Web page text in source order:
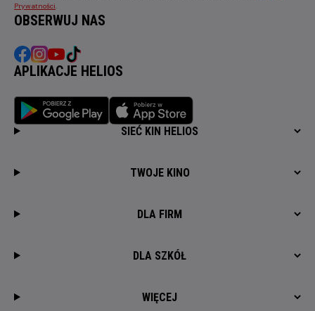
Prywatności
OBSERWUJ NAS
APLIKACJE HELIOS
SIEĆ KIN HELIOS
TWOJE KINO
DLA FIRM
DLA SZKÓŁ
WIĘCEJ